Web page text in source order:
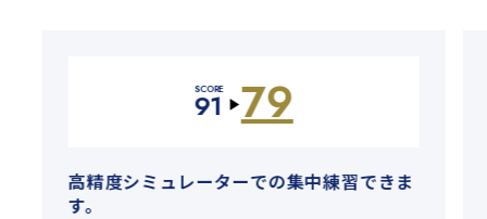
SCORE
91 ▶79
高精度シミュレーターでの集中練習できま
す。